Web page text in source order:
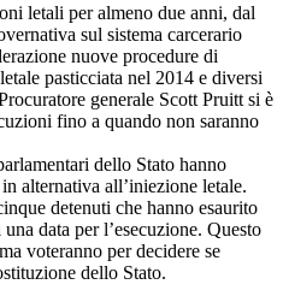
letali per almeno due anni, dal
sul sistema carcerario
nuove procedure di
pasticciata nel 2014 e diversi
generale Scott Pruitt si è
fino a quando non saranno
dello Stato hanno
alternativa all’iniezione letale.
detenuti che hanno esaurito
data per l’esecuzione. Questo
voteranno per decidere se
dello Stato.